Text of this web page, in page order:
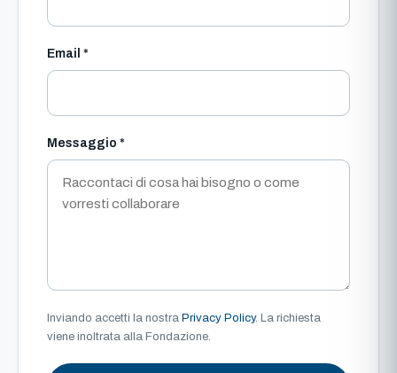
Email *
Messaggio *
Inviando accetti la nostra Privacy Policy. La richiesta
viene inoltrata alla Fondazione.